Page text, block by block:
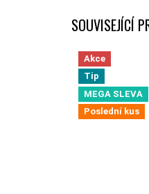
SOUVISEJÍCÍ
Akce
Tip
MEGA SLEVA
Poslední kus